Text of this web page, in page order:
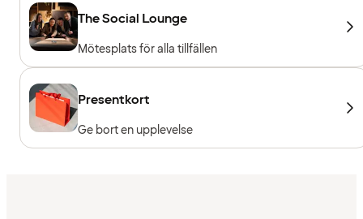
The Social Lounge
Mötesplats för alla tillfällen
Presentkort
Ge bort en upplevelse